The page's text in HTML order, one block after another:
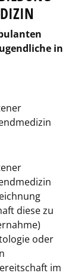
in
diese zu
oder
im